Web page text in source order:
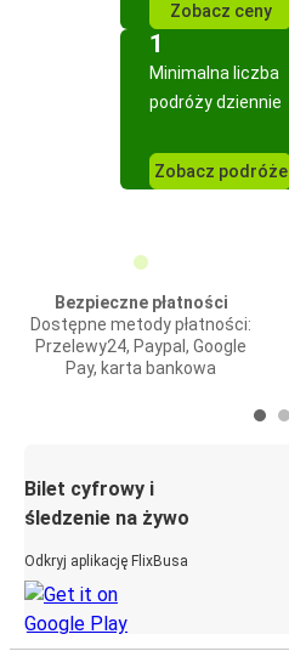
Zobacz ceny
1
Minimalna liczba
podróży dziennie
Zobacz podróże
Bezpieczne płatności
Dostępne metody płatności:
Przelewy24, Paypal, Google
Pay, karta bankowa
Bilet cyfrowy i
śledzenie na żywo
Odkryj aplikację FlixBusa